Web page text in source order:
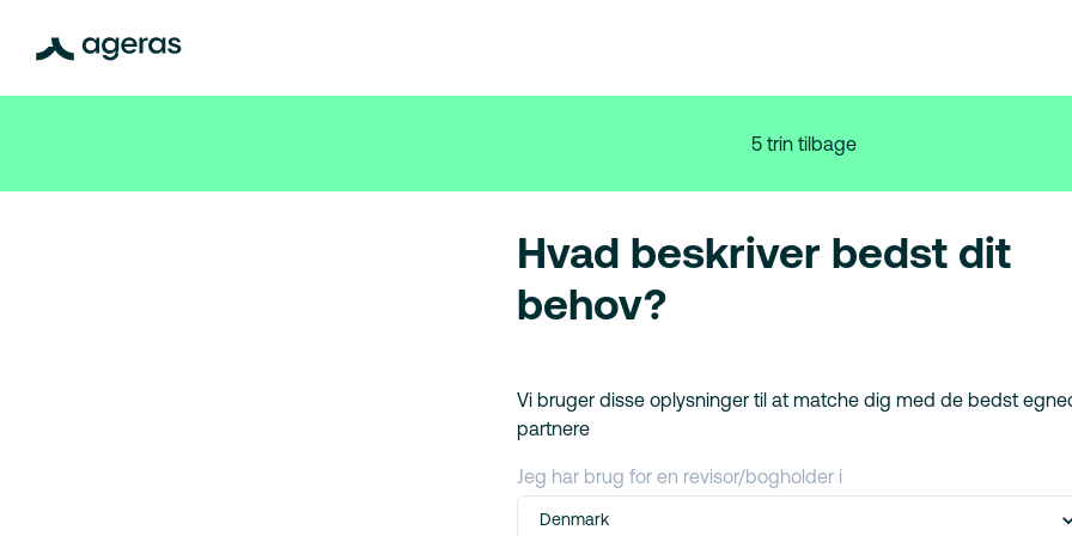
5 trin tilbage
Hvad beskriver bedst dit
behov?
Vi bruger disse oplysninger til at matche dig med de bedst
partnere
Jeg har brug for en revisor/bogholder i
Denmark